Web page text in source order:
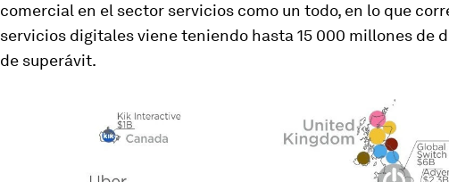
comercial en el sector servicios como un todo, en lo que
servicios digitales viene teniendo hasta 15 000 millones de
de superávit.